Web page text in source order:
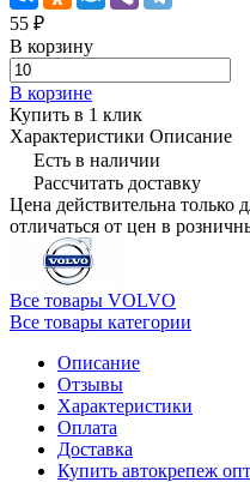
55 ₽
В корзину
В корзине
Купить в 1 клик
Характеристики Описание
Есть в наличии
Рассчитать доставку
Цена действительна только
отличаться от цен в
Все товары VOLVO
Все товары категории
Описание
Отзывы
Характеристики
Оплата
Доставка
Купить автокрепеж